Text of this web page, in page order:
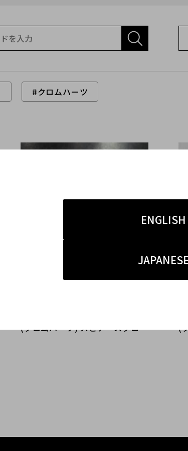
ENGLISH
JAPANESE
#クロムハーツ
(クロムハーツ) スピナースクロー
(